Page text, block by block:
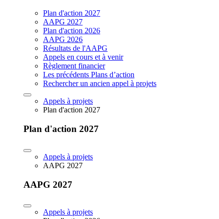
Plan d'action 2027
AAPG 2027
Plan d'action 2026
AAPG 2026
Résultats de l'AAPG
Appels en cours et à venir
Règlement financier
Les précédents Plans d’action
Rechercher un ancien appel à projets
Appels à projets
Plan d'action 2027
Plan d'action 2027
Appels à projets
AAPG 2027
AAPG 2027
Appels à projets